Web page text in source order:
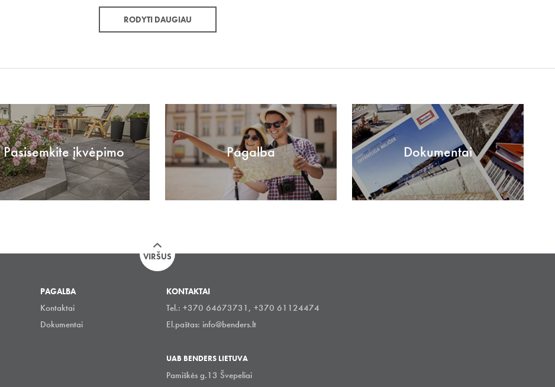
RODYTI DAUGIAU
Pasisemkite įkvėpimo Pagalba Dokumentai
VIRŠUS
PAGALBA
Kontaktai
Dokumentai
KONTAKTAI
Tel.: +370 64673731, +370 61124474
El.paštas: info@benders.lt
UAB BENDERS LIETUVA
Pamiškės g.13 Švepeliai